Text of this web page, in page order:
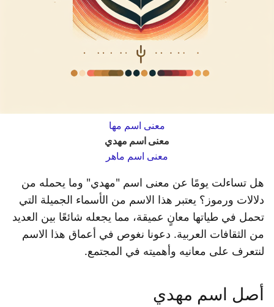
معنى اسم مها
معنى اسم مهدي
معنى اسم ماهر
هل تساءلت يومًا عن معنى اسم "مهدي" وما يحمله من
دلالات ورموز؟ يعتبر هذا الاسم من الأسماء الجميلة التي
تحمل في طياتها معانٍ عميقة، مما يجعله شائعًا بين العديد
من الثقافات العربية. دعونا نغوص في أعماق هذا الاسم
لنتعرف على معانيه وأهميته في المجتمع.
أصل اسم مهدي